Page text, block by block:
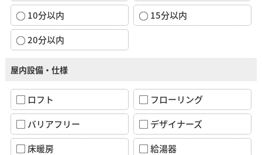
10分以内
15分以内
20分以内
屋内設備・仕様
ロフト
フローリング
バリアフリー
デザイナーズ
床暖房
給湯器